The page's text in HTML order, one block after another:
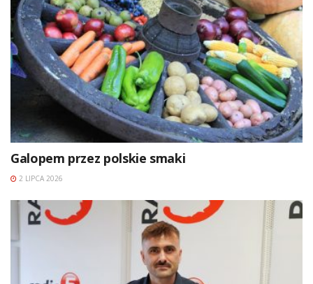
Galopem przez polskie smaki
2 LIPCA 2026